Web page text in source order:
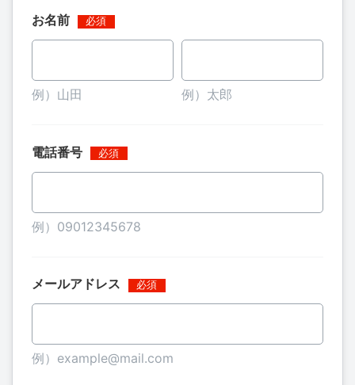
お名前
例）山田 例）太郎
電話番号
例）09012345678
メールアドレス
例）example@mail.com